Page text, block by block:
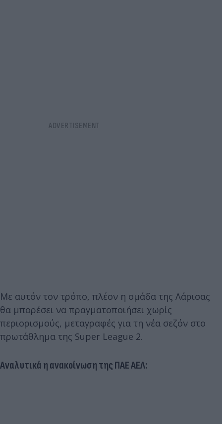
Με αυτόν τον τρόπο, πλέον η ομάδα της Λάρισας
θα μπορέσει να πραγματοποιήσει χωρίς
περιορισμούς, μεταγραφές για τη νέα σεζόν στο
πρωτάθλημα της Super League 2.
Αναλυτικά η ανακοίνωση της ΠΑΕ ΑΕΛ: